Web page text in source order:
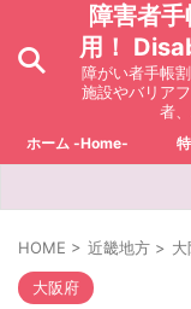
障害者
用！
障がい者手帳
施設やバリア
者
ホーム -Home-
HOME > 近畿地方 >
大阪府